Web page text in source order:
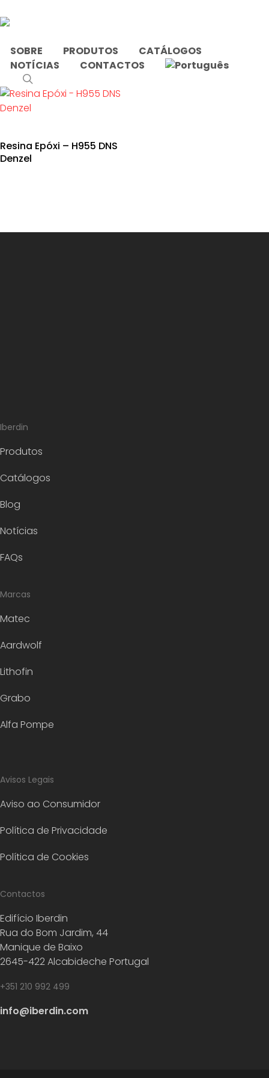
to
content
SOBRE PRODUTOS
CATÁLOGOS
NOTÍCIAS
CONTACTOS
Início Produtos etiquetados com “fissuras”
Resina Epóxi – H955 DNS
Denzel
Iberdin
Produtos
Catálogos
Blog
Notícias
FAQs
Marcas
Matec
Aardwolf
Lithofin
Grabo
Alfa Pompe
Avisos Legais
Aviso ao Consumidor
Política de Privacidade
Política de Cookies
Contactos
Edifício Iberdin
Rua do Bom Jardim, 44
Manique de Baixo
2645-422 Alcabideche Portugal
+351 210 992 499
info@iberdin.com